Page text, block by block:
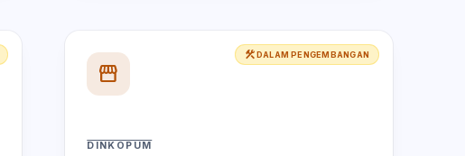
constructionDALAM PENGEMBANGAN
storefront
DINKOPUM